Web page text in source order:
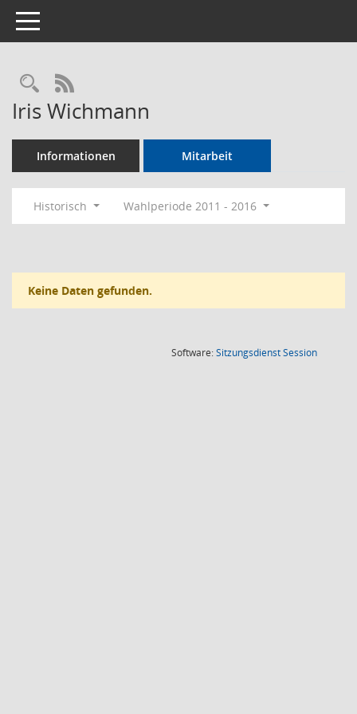
Toggle navigation
Rechercheauswahl
RSS-Feed
Iris Wichmann
Informationen Mitarbeit
Historisch Wahlperiode 2011 - 2016
Keine Daten gefunden.
Software:SitzungsdienstSession(Wird in